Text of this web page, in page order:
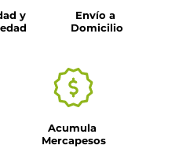
y
Envío a
Domicilio
Acumula
Mercapesos